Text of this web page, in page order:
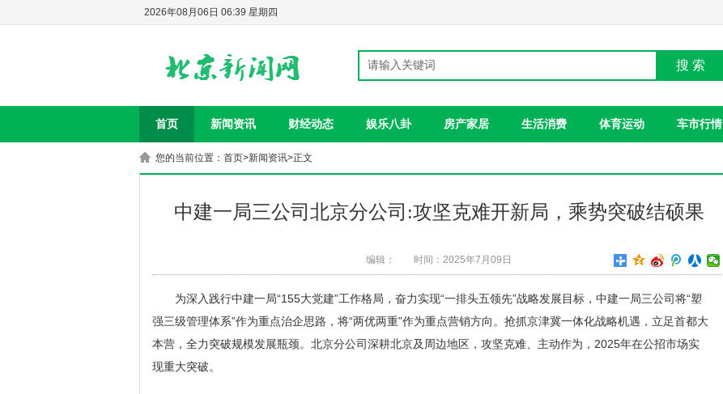
2026年08月06日 06:39 星期四
搜 索
首页 新闻资讯 财经动态 娱乐八卦 房产家居 生活消费 体育运动 车市行情
您的当前位置： 首页>新闻资讯>正文
中建一局三公司北京分公司:攻坚克难开新局，乘势突破结硕果
编辑： 时间：2025年7月09日
为深入践行中建一局“155大党建”工作格局，奋力实现“一排头五领先”战略发展目标，中建一局三公司将“塑
强三级管理体系”作为重点治企思路，将“两优两重”作为重点营销方向。抢抓京津冀一体化战略机遇，立足首都大
本营，全力突破规模发展瓶颈。北京分公司深耕北京及周边地区，攻坚克难、主动作为，2025年在公招市场实
现重大突破。